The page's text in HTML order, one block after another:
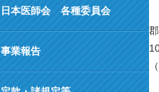
日本医師会 各種委員会
事業報告